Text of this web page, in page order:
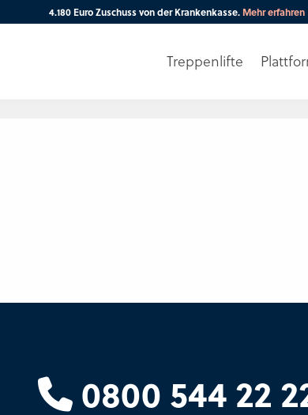
0800 544 22
4.180 Euro Zuschuss von der Krankenkasse. Mehr erfahren
Treppenlifte
Ihre PLZ